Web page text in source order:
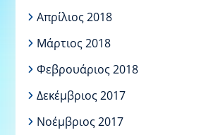
Απρίλιος 2018
Μάρτιος 2018
Φεβρουάριος 2018
Δεκέμβριος 2017
Νοέμβριος 2017